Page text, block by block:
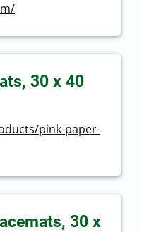
30 x 40
pink-paper-
30 x